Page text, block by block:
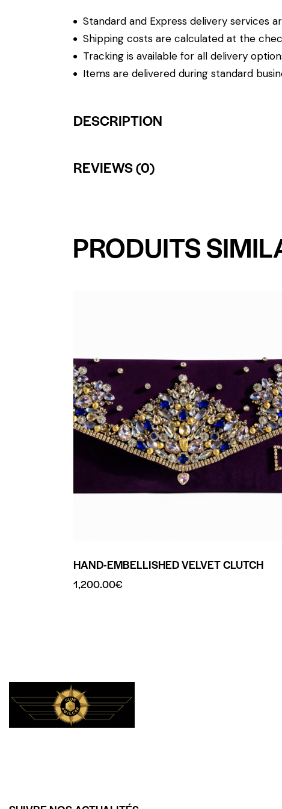
Standard and Express delivery services
Shipping costs are calculated at the
Tracking is available for all delivery
Items are delivered during standard
DESCRIPTION
REVIEWS (0)
PRODUITS
HAND-EMBELLISHED VELVET CLUTCH
1,200.00€